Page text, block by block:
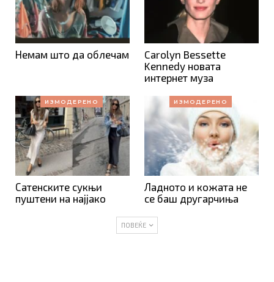
Немам што да облечам
Carolyn Bessette
Kennedy новата
интернет муза
ИЗМОДЕРЕНО
Сатенските сукњи
пуштени на најјако
ИЗМОДЕРЕНО
Ладното и кожата не
се баш другарчиња
ПОВЕЌЕ